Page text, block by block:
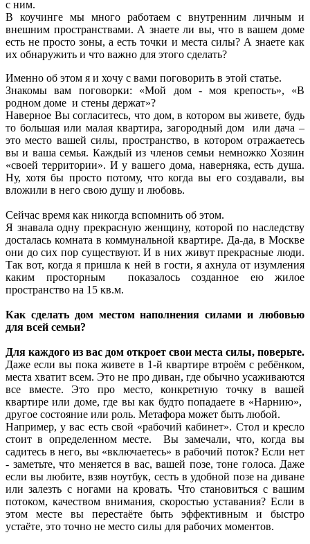
с ним.
В коучинге мы много работаем с внутренним личным и
внешним пространствами. А знаете ли вы, что в вашем доме
есть не просто зоны, а есть точки и места силы? А знаете как
их обнаружить и что важно для этого сделать?
Именно об этом я и хочу с вами поговорить в этой статье.
Знакомы вам поговорки: «Мой дом - моя крепость», «В
родном доме и стены держат»?
Наверное Вы согласитесь, что дом, в котором вы живете, будь
то большая или малая квартира, загородный дом или дача –
это место вашей силы, пространство, в котором отражаетесь
вы и ваша семья. Каждый из членов семьи немножко Хозяин
«своей территории». И у вашего дома, наверняка, есть душа.
Ну, хотя бы просто потому, что когда вы его создавали, вы
вложили в него свою душу и любовь.
Сейчас время как никогда вспомнить об этом.
Я знавала одну прекрасную женщину, которой по наследству
досталась комната в коммунальной квартире. Да-да, в Москве
они до сих пор существуют. И в них живут прекрасные люди.
Так вот, когда я пришла к ней в гости, я ахнула от изумления
каким просторным показалось созданное ею жилое
пространство на 15 кв.м.
Как сделать дом местом наполнения силами и любовью
для всей семьи?
Для каждого из вас дом откроет свои места силы, поверьте.
Даже если вы пока живете в 1-й квартире втроём с ребёнком,
места хватит всем. Это не про диван, где обычно усаживаются
все вместе. Это про место, конкретную точку в вашей
квартире или доме, где вы как будто попадаете в «Нарнию»,
другое состояние или роль. Метафора может быть любой.
Например, у вас есть свой «рабочий кабинет». Стол и кресло
стоит в определенном месте. Вы замечали, что, когда вы
садитесь в него, вы «включаетесь» в рабочий поток? Если нет
- заметьте, что меняется в вас, вашей позе, тоне голоса. Даже
если вы любите, взяв ноутбук, сесть в удобной позе на диване
или залезть с ногами на кровать. Что становиться с вашим
потоком, качеством внимания, скоростью уставания? Если в
этом месте вы перестаёте быть эффективным и быстро
устаёте, это точно не место силы для рабочих моментов.